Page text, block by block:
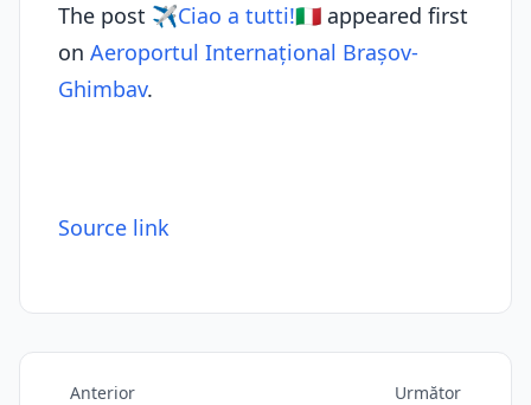
The post ✈️Ciao a tutti!🇮🇹 appeared first
on Aeroportul Internațional Brașov-
Ghimbav.
Source link
Anterior Următor